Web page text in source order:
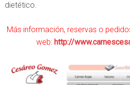
dietético.
Más información, reservas o
web: http://